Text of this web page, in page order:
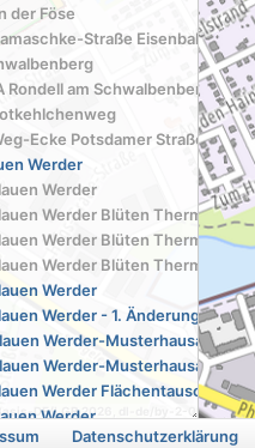
der Föse
Straße
Rondell am Schwalbenberg
Ecke Potsdamer Straße
Werder
Werder
Werder Blüten Therme Teil I
Werder Blüten Therme Teil II
Werder Blüten Therme Teil
Werder
Werder - 1. Änderung
Werder-
Werder-
Werder Flächentausch
Werder
Werder
DE/LGB 2026, dl-de/by-2-0
Datenschutzerklärung